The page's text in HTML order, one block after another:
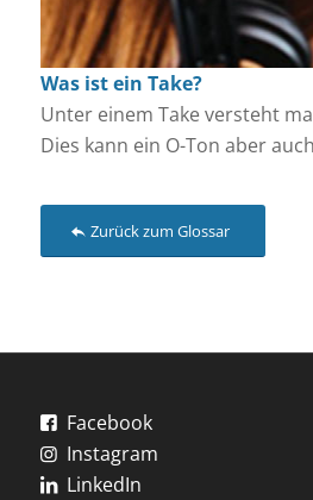
Was ist ein Take?
Unter einem Take versteht
Dies kann ein O-Ton aber
Zurück zum Glossar
Facebook
Instagram
LinkedIn